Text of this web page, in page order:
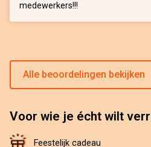
medewerkers!!!
Alle beoordelingen bekijken
Voor wie je écht wilt
Feestelijk cadeau